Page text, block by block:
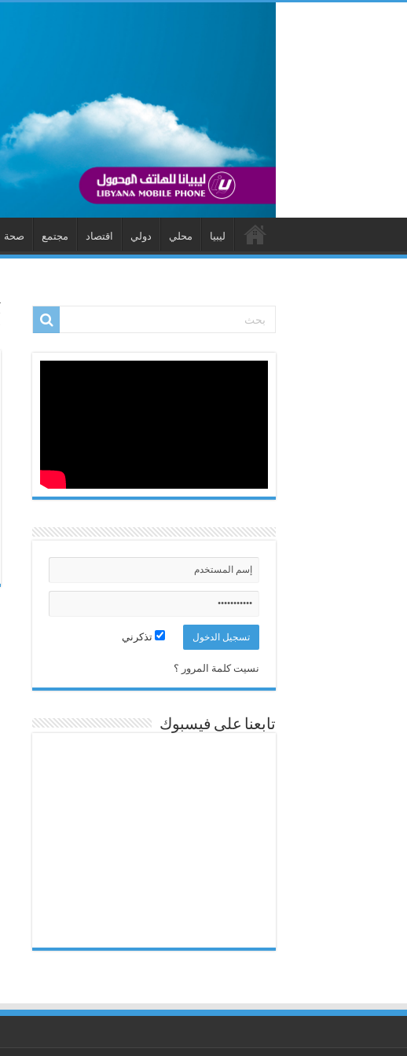
ليبيا محلي دولي اقتصاد مجتمع صحة
تذكرني
نسيت كلمة المرور ؟
تابعنا على فيسبوك